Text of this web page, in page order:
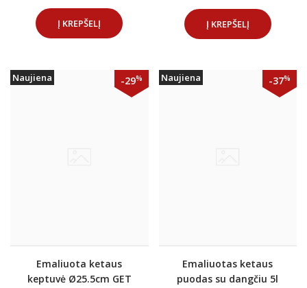
Į KREPŠELĮ Į KREPŠELĮ
Naujiena -29%
Emaliuota ketaus
keptuvė Ø25.5cm GET
Naujiena -37%
Emaliuotas ketaus
puodas su dangčiu 5l